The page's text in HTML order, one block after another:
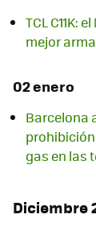
TCL C11K:
mejor
02 enero
Barcelona
gas en las
Diciembre